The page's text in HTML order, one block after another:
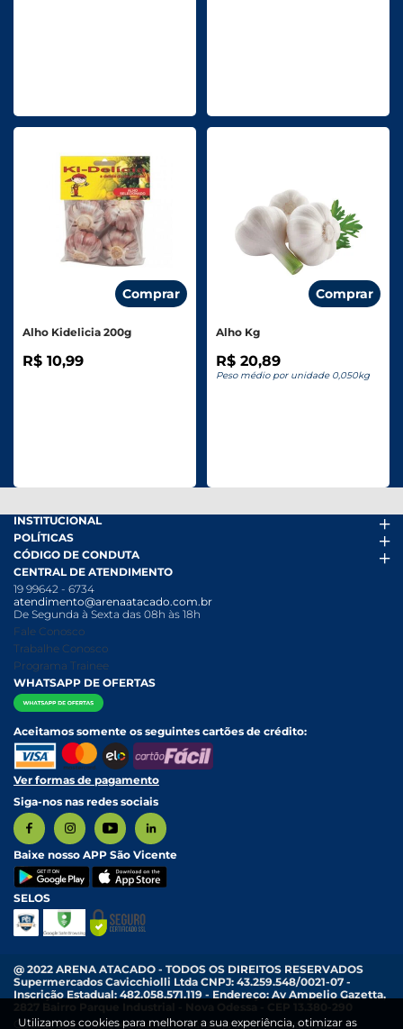
Comprar
Alho Kidelicia 200g
R$ 10,99
Comprar
Alho Kg
R$ 20,89
Peso médio por unidade 0,050kg
INSTITUCIONAL
Arena Mais
Fácil Pra Pagar
Ofertas
Folheto
Nossas Lojas
Nossa História
Relatório Transparência Salarial
POLÍTICAS
Termos de uso
Política de Trocas e Devoluções
Política de Privacidade
Política Anticorrupção
Política de entrega e Retirada
Política de Pagamento
CÓDIGO DE CONDUTA
Código de conduta PDF
Canal de Denúncias
Canal de Denúncias da Mulher
CENTRAL DE ATENDIMENTO
19 99642 - 6734
atendimento@arenaatacado.com.br
De Segunda à Sexta das 08h às 18h
Fale Conosco
Trabalhe Conosco
Programa Trainee
WHATSAPP DE OFERTAS
Aceitamos somente os seguintes cartões de crédito:
Ver formas de pagamento
Siga-nos nas redes sociais
Baixe nosso APP São Vicente
SELOS
@ 2022 ARENA ATACADO - TODOS OS DIREITOS RESERVADOS
Supermercados Cavicchiolli Ltda CNPJ: 43.259.548/0021-07 -
Inscrição Estadual: 482.058.571.119 - Endereço: Av Ampelio Gazetta,
Os preços e condições exibidas nesta loja online são válidos
Utilizamos cookies para melhorar a sua experiência, otimizar as